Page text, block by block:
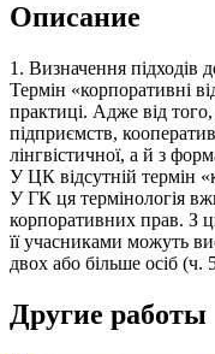
Описание
1. Визначення підходів
Термін «корпоративні
практиці. Адже від
підприємств,
лінгвістичної, а й з
У ЦК відсутній термін
У ГК ця термінологія
корпоративних прав. З
її учасниками можуть
двох або більше осіб (ч.
Другие работы